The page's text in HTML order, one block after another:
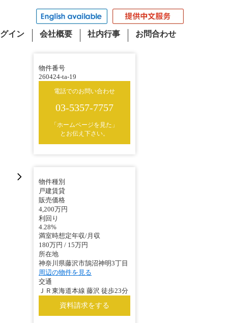
イン 会社概要 社内行事 お問合わせ
物件番号
260424-ta-19
電話でのお問い合わせ
03-5357-7757
「ホームページを見た」
とお伝え下さい。
物件種別
戸建賃貸
販売価格
4,200万円
利回り
4.28%
満室時想定年収/月収
180万円 / 15万円
所在地
神奈川県藤沢市鵠沼神明3丁目
周辺の物件を見る
交通
ＪＲ東海道本線 藤沢 徒歩23分
資料請求をする